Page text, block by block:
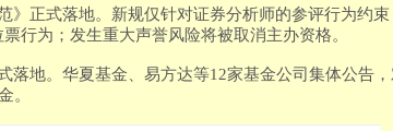
》正式落地。新规仅针对证券分析师的参评行为约
行为；发生重大声誉风险将被取消主办资格。
落地。华夏基金、易方达等12家基金公司集体公告
。